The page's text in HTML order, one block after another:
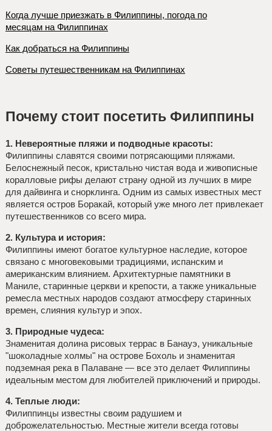
Когда лучше приезжать в Филиппины, погода по
месяцам на Филиппинах
Как добраться на Филиппины
Советы путешественникам на Филиппинах
Почему стоит посетить Филиппины
1. Невероятные пляжи и подводные красоты:
Филиппины славятся своими потрясающими пляжами.
Белоснежный песок, кристально чистая вода и живописные
коралловые рифы делают страну одной из лучших в мире
для дайвинга и снорклинга. Одним из самых известных мест
является остров Боракай, который уже много лет привлекает
путешественников со всего мира.
2. Культура и история:
Филиппины имеют богатое культурное наследие, которое
связано с многовековыми традициями, испанским и
американским влиянием. Архитектурные памятники в
Маниле, старинные церкви и крепости, а также уникальные
ремесла местных народов создают атмосферу старинных
времен, слияния культур и эпох.
3. Природные чудеса:
Знаменитая долина рисовых террас в Банауэ, уникальные
"шоколадные холмы" на острове Бохоль и знаменитая
подземная река в Палаване — все это делает Филиппины
идеальным местом для любителей приключений и природы.
4. Теплые люди:
Филиппинцы известны своим радушием и
доброжелательностью. Местные жители всегда готовы